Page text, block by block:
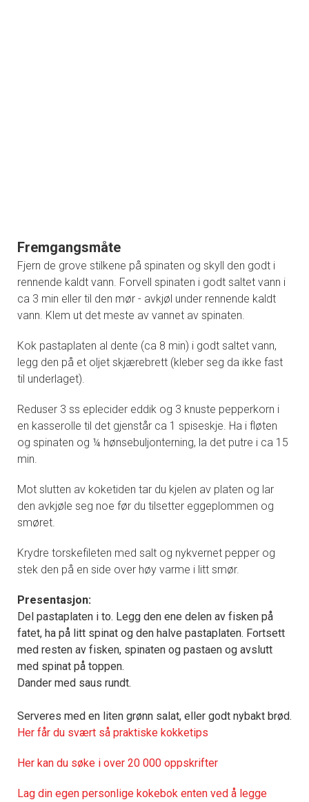
Fremgangsmåte
Fjern de grove stilkene på spinaten og skyll den godt i
rennende kaldt vann. Forvell spinaten i godt saltet vann i
ca 3 min eller til den mør - avkjøl under rennende kaldt
vann. Klem ut det meste av vannet av spinaten.
Kok pastaplaten al dente (ca 8 min) i godt saltet vann,
legg den på et oljet skjærebrett (kleber seg da ikke fast
til underlaget).
Reduser 3 ss eplecider eddik og 3 knuste pepperkorn i
en kasserolle til det gjenstår ca 1 spiseskje. Ha i fløten
og spinaten og ¼ hønsebuljonterning, la det putre i ca 15
min.
Mot slutten av koketiden tar du kjelen av platen og lar
den avkjøle seg noe før du tilsetter eggeplommen og
smøret.
Krydre torskefileten med salt og nykvernet pepper og
stek den på en side over høy varme i litt smør.
Presentasjon:
Del pastaplaten i to. Legg den ene delen av fisken på
fatet, ha på litt spinat og den halve pastaplaten. Fortsett
med resten av fisken, spinaten og pastaen og avslutt
med spinat på toppen.
Dander med saus rundt.
Serveres med en liten grønn salat, eller godt nybakt brød.
Her får du svært så praktiske kokketips
Her kan du søke i over 20 000 oppskrifter
Lag din egen personlige kokebok enten ved å legge